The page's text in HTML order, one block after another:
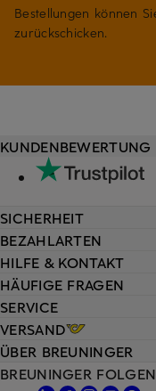
Bestellungen können
zurückschicken.
HILFE & KONTAKT
HÄUFIGE FRAGEN
SERVICE
VERSAND
KUNDENBEWERTUNG
SICHERHEIT
BEZAHLARTEN
ÜBER BREUNINGER
BREUNINGER FOLGEN